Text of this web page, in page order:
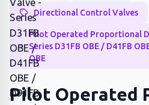
Directional Control Valves
Pilot Operated Proportional
Series D31FB OBE / D41FB
OBE
Pilot Operated